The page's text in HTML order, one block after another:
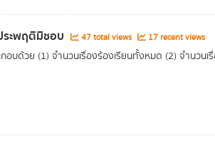
ระพฤติมิชอบ 47 total views 17 recent views
บด้วย (1) จำนวนเรื่องร้องเรียนทั้งหมด (2) จำนวนเ